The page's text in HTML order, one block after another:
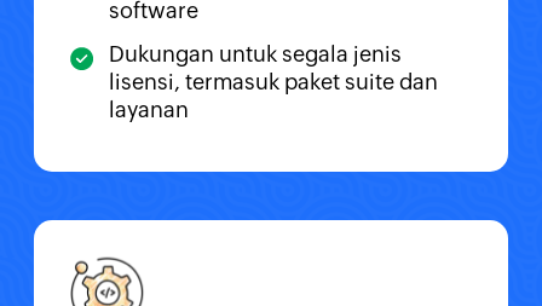
software
Dukungan untuk segala jenis
lisensi, termasuk paket suite dan
layanan